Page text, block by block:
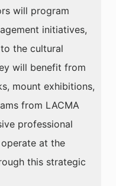
will program
initiatives,
the cultural
will benefit from
mount exhibitions,
from LACMA
professional
at the
this strategic